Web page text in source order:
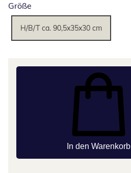
Größe
H/B/T ca. 90,5x35x30 cm
In den Warenkorb